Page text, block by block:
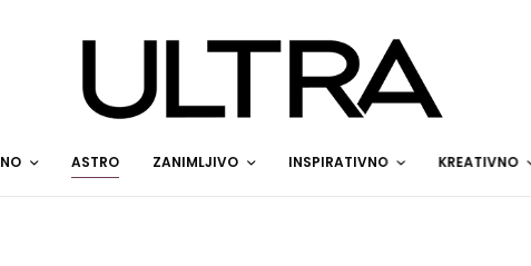
ASTRO ZANIMLJIVO INSPIRATIVNO KREATIVNO